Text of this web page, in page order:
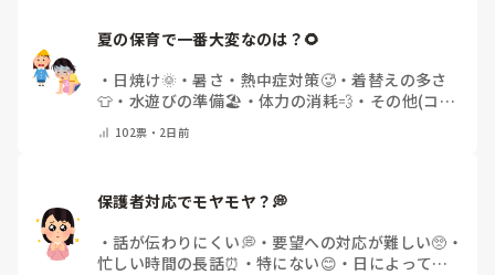
夏の保育で一番大変なのは？🌻
・ 日焼け🌞 ・暑さ・熱中症対策🥵・着替えの多さ
👕 ・ 水遊びの準備🏖️ ・ 体力の消耗💨 ・ その他(コメ
102票・ 2日前
保護者対応でモヤモヤ？💭
・話が伝わりにくい💭 ・ 要望への対応が難しい🥺 ・
忙しい時間の長話⏰ ・ 特にない😊 ・ 日によって違